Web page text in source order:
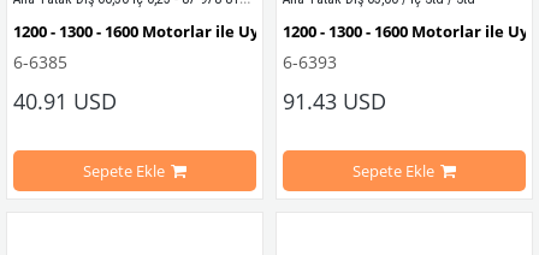
1200 - 1300 - 1600 Motorlar ile Uyumludur
1200 - 1300 - 1302 - 1303 Model Kaplumbağalar ile Uyumludur
1600 Motor T1 ve T2 Minibüslerle Uyumludur
6-6385
40.91 USD
Sepete Ekle
1200 - 1300 - 1600 Motorlar ile
1200 - 1300 - 1302 - 1303 Model
1600 Motor T1 ve T2
6-6393
91.43 USD
Sepete Ekle